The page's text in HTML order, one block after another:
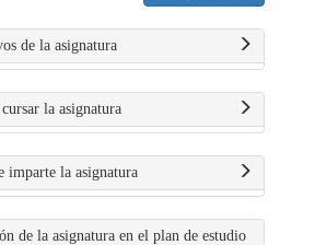
de la asignatura
la asignatura
imparte la asignatura
de la asignatura en el plan de estudio